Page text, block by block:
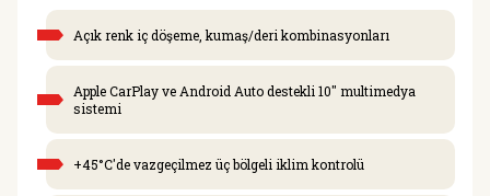
Açık renk iç döşeme, kumaş/deri kombinasyonları
Apple CarPlay ve Android Auto destekli 10″ multimedya
sistemi
+45°C'de vazgeçilmez üç bölgeli iklim kontrolü